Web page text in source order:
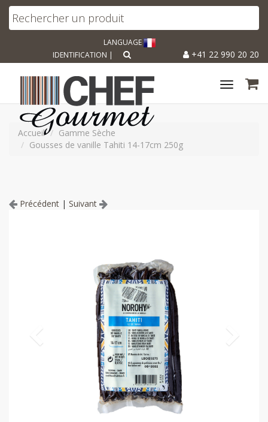
LANGUAGE
+41 22 990 20 20
IDENTIFICATION |
Toggle
Accueil
Gamme Sèche
Gousses de vanille Tahiti 14-17cm 250g
Précédent | Suivant